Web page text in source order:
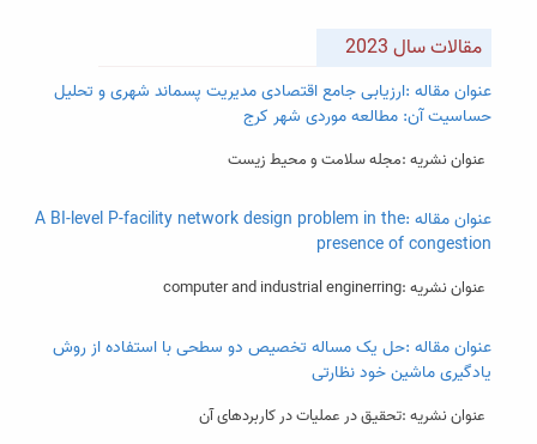
مقالات سال 2023
عنوان مقاله :ارزیابی جامع اقتصادی مدیریت پسماند شهری و تحلیل
حساسیت آن: مطالعه موردی شهر کرج
عنوان نشریه :مجله سلامت و محیط زیست
عنوان مقاله :A BI-level P-facility network design problem in the
presence of congestion
عنوان نشریه :computer and industrial enginerring
عنوان مقاله :حل یک مساله تخصیص دو سطحی با استفاده از روش
یادگیری ماشین خود نظارتی
عنوان نشریه :تحقیق در عملیات در کاربردهای آن